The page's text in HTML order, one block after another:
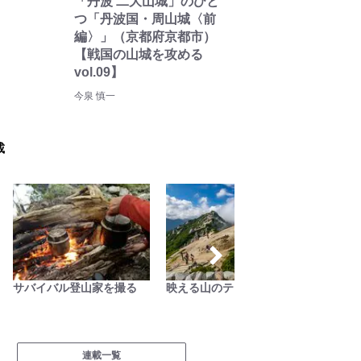
つ「丹波国・周山城〈前
編〉」（京都府京都市）
【戦国の山城を攻める
vol.09】
今泉 慎一
サバイバル登山家を撮る 映える山のテン場
連載一覧